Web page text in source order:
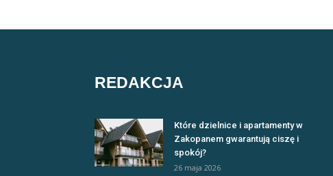
REDAKCJA
Które dzielnice i apartamenty w
Zakopanem gwarantują ciszę i
spokój?
26 maja 2026